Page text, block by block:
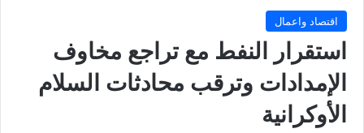
اقتصاد واعمال
استقرار النفط مع تراجع مخاوف
الإمدادات وترقب محادثات السلام
الأوكرانية